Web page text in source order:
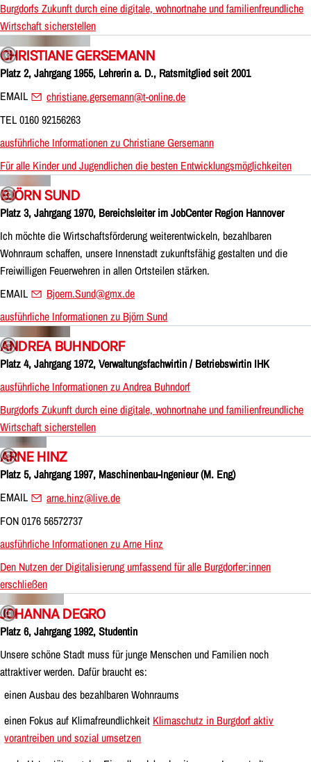
Burgdorfs Zukunft durch eine digitale, wohnortnahe und familienfreundliche
Wirtschaft sicherstellen
CHRISTIANE GERSEMANN
Platz 2, Jahrgang 1955, Lehrerin a. D., Ratsmitglied seit 2001
EMAIL
christiane.gersemann@t-online.de
TEL 0160 92156263
ausführliche Informationen zu Christiane Gersemann
Für alle Kinder und Jugendlichen die besten Entwicklungsmöglichkeiten
BJÖRN SUND
Platz 3, Jahrgang 1970, Bereichsleiter im JobCenter Region Hannover
Ich möchte die Wirtschaftsförderung weiterentwickeln, bezahlbaren
Wohnraum schaffen, unsere Innenstadt zukunftsfähig gestalten und die
Freiwilligen Feuerwehren in allen Ortsteilen stärken.
EMAIL
Bjoern.Sund@gmx.de
ausführliche Informationen zu Björn Sund
ANDREA BUHNDORF
Platz 4, Jahrgang 1972, Verwaltungsfachwirtin / Betriebswirtin IHK
ausführliche Informationen zu Andrea Buhndorf
Burgdorfs Zukunft durch eine digitale, wohnortnahe und familienfreundliche
Wirtschaft sicherstellen
ARNE HINZ
Platz 5, Jahrgang 1997, Maschinenbau-Ingenieur (M. Eng)
EMAIL
arne.hinz@live.de
FON 0176 56572737
ausführliche Informationen zu Arne Hinz
Den Nutzen der Digitalisierung umfassend für alle Burgdorfer:innen
erschließen
JOHANNA DEGRO
Platz 6, Jahrgang 1992, Studentin
Unsere schöne Stadt muss für junge Menschen und Familien noch
attraktiver werden. Dafür braucht es:
einen Ausbau des bezahlbaren Wohnraums
einen Fokus auf Klimafreundlichkeit Klimaschutz in Burgdorf aktiv
vorantreiben und sozial umsetzen